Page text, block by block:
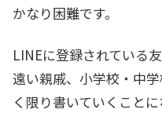
かなり困難です。
LINEに登録されている
遠い親戚、小学校・中
く限り書いていくことに